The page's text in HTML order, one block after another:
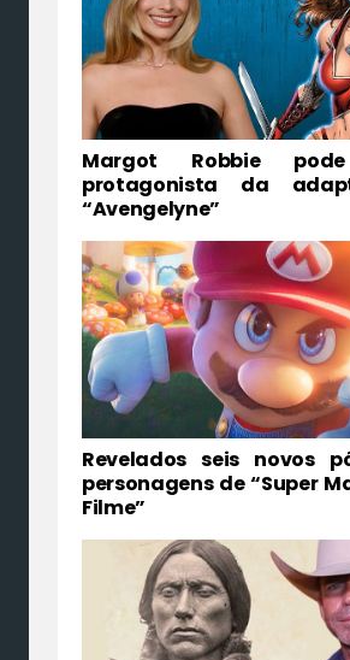
Margot Robbie
protagonista da
“Avengelyne”
Revelados seis novos
personagens de “Super
Filme”